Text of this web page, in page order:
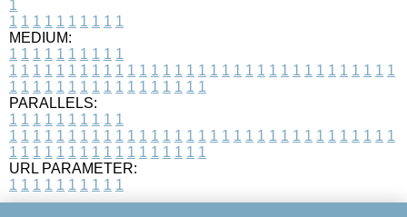
1
1 1 1 1 1 1 1 1 1 1
MEDIUM:
1 1 1 1 1 1 1 1 1 1
1 1 1 1 1 1 1 1 1 1 1 1 1 1 1 1 1 1 1 1 1 1 1 1 1 1 1 1 1 1 1 1 1
1 1 1 1 1 1 1 1 1 1 1 1 1 1 1 1 1
PARALLELS:
1 1 1 1 1 1 1 1 1 1
1 1 1 1 1 1 1 1 1 1 1 1 1 1 1 1 1 1 1 1 1 1 1 1 1 1 1 1 1 1 1 1 1
1 1 1 1 1 1 1 1 1 1 1 1 1 1 1 1 1
URL PARAMETER:
1 1 1 1 1 1 1 1 1 1